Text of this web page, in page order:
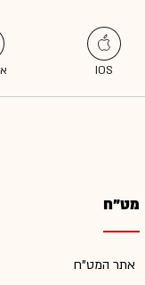
מט"ח
אתר המט"ח